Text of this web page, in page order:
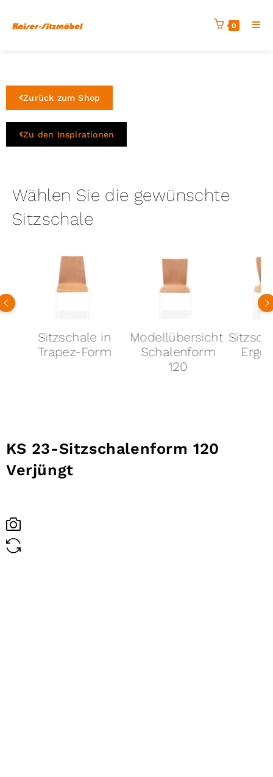
0
Zurück zum Shop
Zu den Inspirationen
Wählen Sie die gewünschte
Sitzschale
Sitzschale in
Trapez-Form
Modellübersicht:
Schalenform
120
Ergo
KS 23-Sitzschalenform 120
Verjüngt